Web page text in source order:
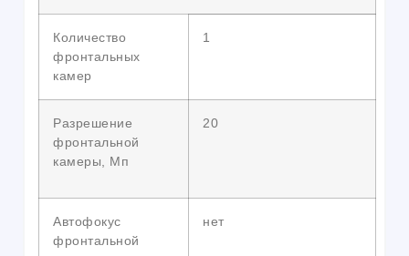
Количество
фронтальных
камер
1
Разрешение
фронтальной
камеры, Мп
20
Автофокус
фронтальной
нет